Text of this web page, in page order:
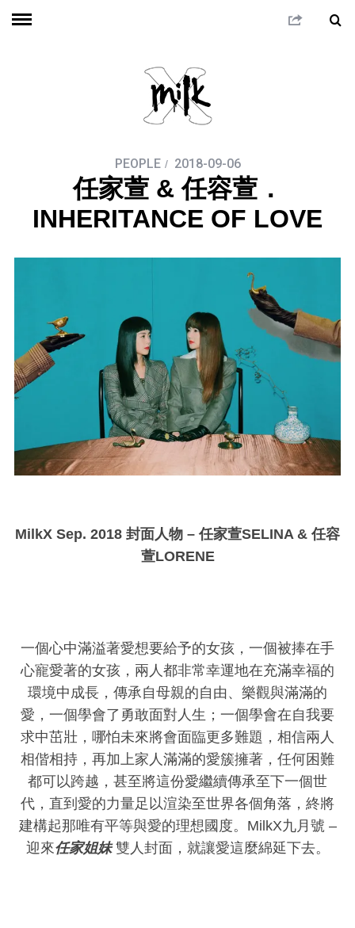
PEOPLE 2018-09-06
任家萱 & 任容萱．
INHERITANCE OF LOVE
MilkX Sep. 2018 封面人物 – 任家萱SELINA & 任容
萱LORENE
一個心中滿溢著愛想要給予的女孩，一個被捧在手
心寵愛著的女孩，兩人都非常幸運地在充滿幸福的
環境中成長，傳承自母親的自由、樂觀與滿滿的
愛，一個學會了勇敢面對人生；一個學會在自我要
求中茁壯，哪怕未來將會面臨更多難題，相信兩人
相偕相持，再加上家人滿滿的愛簇擁著，任何困難
都可以跨越，甚至將這份愛繼續傳承至下一個世
代，直到愛的力量足以渲染至世界各個角落，終將
建構起那唯有平等與愛的理想國度。MilkX九月號 –
迎來任家姐妹雙人封面，就讓愛這麼綿延下去。